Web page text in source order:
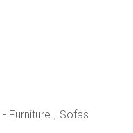
Furniture Sofas